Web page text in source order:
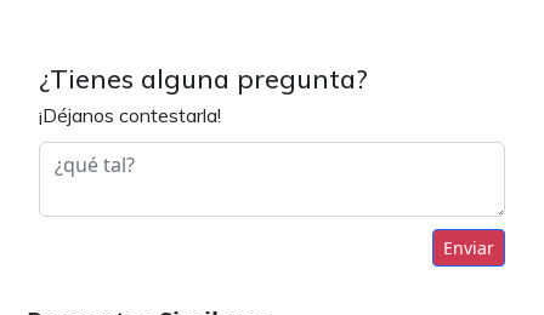
¿Tienes alguna pregunta?
¡Déjanos contestarla!
Enviar